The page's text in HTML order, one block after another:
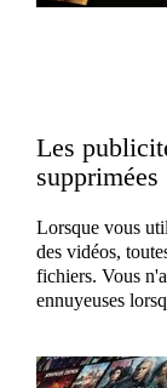
Les
supprimées
Lorsque vous
des vidéos,
fichiers. Vous
ennuyeuses